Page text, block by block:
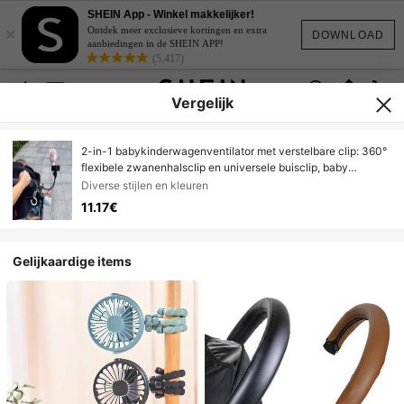
DOWNLOAD
×
SHEIN App - Winkel makkelijker!
Ontdek meer exclusieve kortingen en extra
aanbiedingen in de SHEIN APP!
(5,417)
Vergelijk
2-in-1 babykinderwagenventilator met verstelbare clip: 360°
flexibele zwanenhalsclip en universele buisclip, baby
buitensportuitrusting, praktisch baby shower cadeau
Diverse stijlen en kleuren
11.17€
Gelijkaardige items